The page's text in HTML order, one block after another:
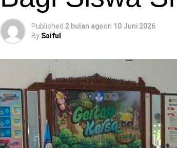
Published 2 bulan agoon 10 Juni 2026
By Saiful